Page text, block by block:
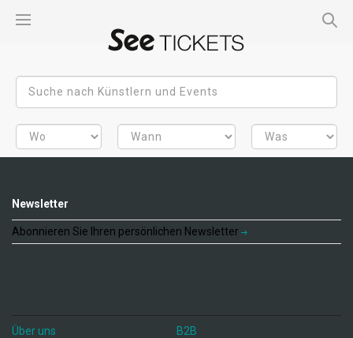
Newsletter
Abonnieren Sie Ihren persönlichen Newsletter
Über uns B2B